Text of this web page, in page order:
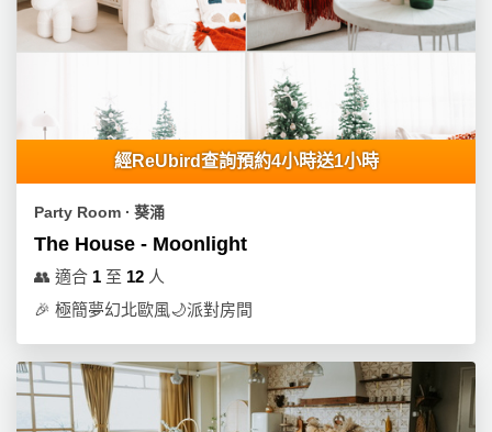
經ReUbird查詢預約4小時送1小時
Party Room ∙ 葵涌
The House - Moonlight
👥 適合 1 至 12 人
🎉 極簡夢幻北歐風🌙派對房間